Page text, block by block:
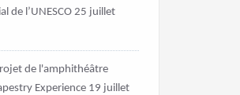
de l’UNESCO25 juillet
de l'amphithéâtre
Experience 19 juillet